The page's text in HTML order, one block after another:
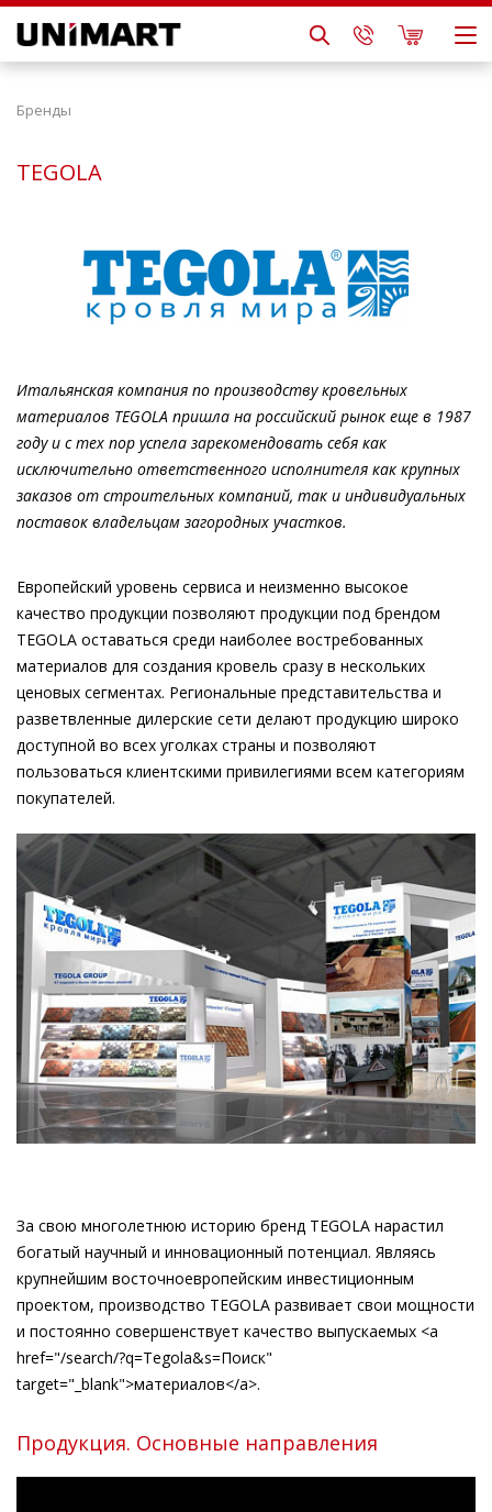
Бренды
TEGOLA
Итальянская компания по производству кровельных
материалов TEGOLA пришла на российский рынок еще в 1987
году и с тех пор успела зарекомендовать себя как
исключительно ответственного исполнителя как крупных
заказов от строительных компаний, так и индивидуальных
поставок владельцам загородных участков.
Европейский уровень сервиса и неизменно высокое
качество продукции позволяют продукции под брендом
TEGOLA оставаться среди наиболее востребованных
материалов для создания кровель сразу в нескольких
ценовых сегментах. Региональные представительства и
разветвленные дилерские сети делают продукцию широко
доступной во всех уголках страны и позволяют
пользоваться клиентскими привилегиями всем категориям
покупателей.
За свою многолетнюю историю бренд TEGOLA нарастил
богатый научный и инновационный потенциал. Являясь
крупнейшим восточноевропейским инвестиционным
проектом, производство TEGOLA развивает свои мощности
и постоянно совершенствует качество выпускаемых <a
href="/search/?q=Tegola&s=Поиск"
target="_blank">материалов</a>.
Продукция. Основные направления